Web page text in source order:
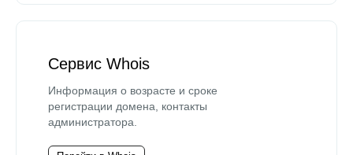
Сервис Whois
Информация о возрасте и сроке
регистрации домена, контакты
администратора.